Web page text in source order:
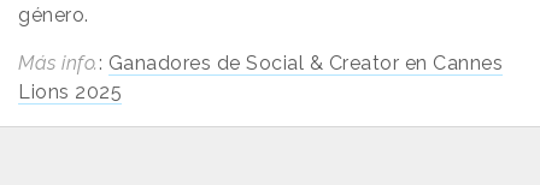
género.
Más info. : Ganadores de Social & Creator en Cannes
Lions 2025